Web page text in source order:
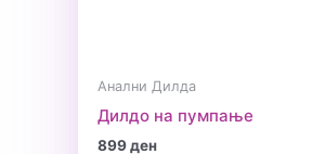
Анални Дилда
Дилдо на пумпање
899ден